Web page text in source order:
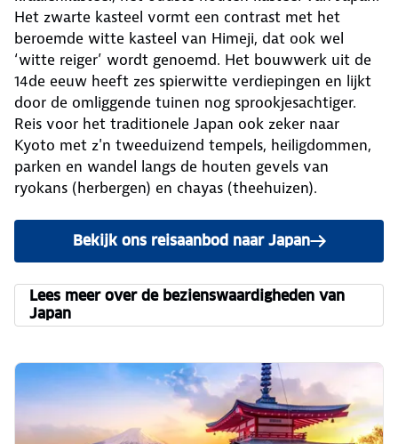
Het zwarte kasteel vormt een contrast met het
beroemde witte kasteel van Himeji, dat ook wel
‘witte reiger’ wordt genoemd. Het bouwwerk uit de
14de eeuw heeft zes spierwitte verdiepingen en lijkt
door de omliggende tuinen nog sprookjesachtiger.
Reis voor het traditionele Japan ook zeker naar
Kyoto met z'n tweeduizend tempels, heiligdommen,
parken en wandel langs de houten gevels van
ryokans (herbergen) en chayas (theehuizen).
Bekijk ons reisaanbod naar Japan
Lees meer over de bezienswaardigheden van
Japan